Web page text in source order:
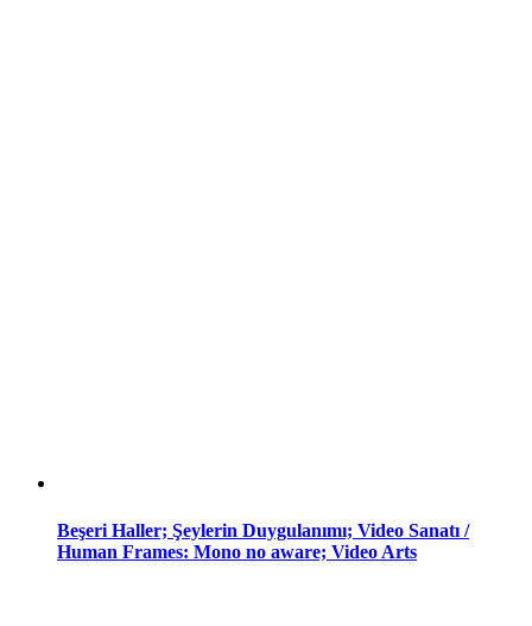
Beşeri Haller; Şeylerin Duygulanımı; Video Sanatı /
Human Frames: Mono no aware; Video Arts